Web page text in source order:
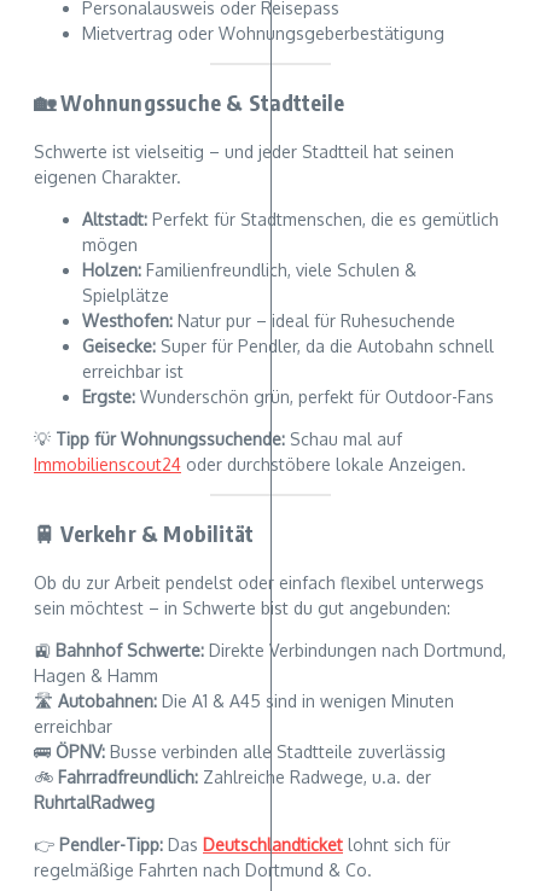
Personalausweis oder Reisepass
Mietvertrag oder Wohnungsgeberbestätigung
🏡 Wohnungssuche & Stadtteile
Schwerte ist vielseitig – und jeder Stadtteil hat seinen
eigenen Charakter.
Altstadt: Perfekt für Stadtmenschen, die es gemütlich
mögen
Holzen: Familienfreundlich, viele Schulen &
Spielplätze
Westhofen: Natur pur – ideal für Ruhesuchende
Geisecke: Super für Pendler, da die Autobahn schnell
erreichbar ist
Ergste: Wunderschön grün, perfekt für Outdoor-Fans
💡 Tipp für Wohnungssuchende: Schau mal auf
Immobilienscout24 oder durchstöbere lokale Anzeigen.
🚆 Verkehr & Mobilität
Ob du zur Arbeit pendelst oder einfach flexibel unterwegs
sein möchtest – in Schwerte bist du gut angebunden:
🚉 Bahnhof Schwerte: Direkte Verbindungen nach Dortmund,
Hagen & Hamm
🛣️ Autobahnen: Die A1 & A45 sind in wenigen Minuten
erreichbar
🚌 ÖPNV: Busse verbinden alle Stadtteile zuverlässig
🚲 Fahrradfreundlich: Zahlreiche Radwege, u.a. der
RuhrtalRadweg
👉 Pendler-Tipp: Das Deutschlandticket lohnt sich für
regelmäßige Fahrten nach Dortmund & Co.